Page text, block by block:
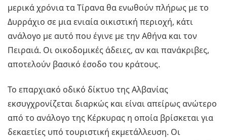
μερικά χρόνια τα Τίρανα θα ενωθούν πλήρως με το
Δυρράχιο σε μια ενιαία οικιστική περιοχή, κάτι
ανάλογο με αυτό που έγινε με την Αθήνα και τον
Πειραιά. Οι οικοδομικές άδειες, αν και πανάκριβες,
αποτελούν βασικό έσοδο του κράτους.
Το επαρχιακό οδικό δίκτυο της Αλβανίας
εκσυγχρονίζεται διαρκώς και είναι απείρως ανώτερο
από το ανάλογο της Κέρκυρας η οποία βρίσκεται για
δεκαετίες υπό τουριστική εκμετάλλευση. Οι